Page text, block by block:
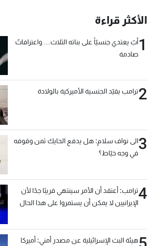
الأكثر قراءة
1أبٌ يعتدي جنسيّاً على بناته الثلاث… واعترافاتٌ
صادمة
2ترامب يقيّد الجنسية الأميركية بالولادة
3الى نواف سلام: هل يدفع الحايك ثمن وقوفه
في وجه خيّاط؟
4ترامب: أعتقد أن الأمر سينتهي قريبًا جدًا لأن
الإيرانيين لا يمكن أن يستمروا على هذا الحال
هيئة البث الإسرائيلية عن مصدر أمني: أميركا